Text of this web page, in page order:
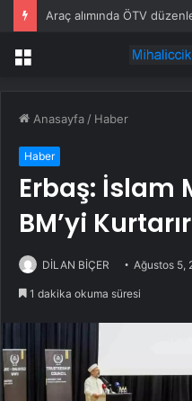
Menü
Anasayfa / Haber
Haber
Erbaş: İslam
BM’yi Kurtarır
DİLAN BİÇER Ağustos 5,
1 dakika okuma süresi